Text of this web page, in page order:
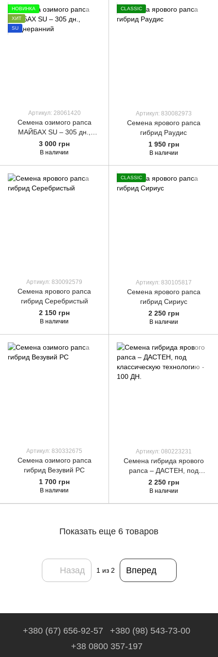
НОВИНКА
ХИТ
SU
Артикул: 28061420
Семена озимого рапса
МАЙБАХ SU – 305 дн.,
среднеранний
3 000 грн
В наличии
CLASSIC
Артикул: 830082973
Семена ярового рапса
гибрид Раудис
1 950 грн
В наличии
Артикул: 830092579
Семена ярового рапса
гибрид Серебристый
2 150 грн
В наличии
CLASSIC
Артикул: 830105817
Семена ярового рапса
гибрид Сириус
2 250 грн
В наличии
Артикул: 830332675
Семена озимого рапса
гибрид Везувий РС
1 700 грн
В наличии
Артикул: 080223231
Семена гибрида ярового
рапса – ДАСТЕН, под
классическую технологию -
100 ДН.
2 250 грн
В наличии
Показать еще 6 товаров
Назад 1 из 2 Вперед
+380 (67) 656-92-57
+380 (98) 543-73-00
+38 0800 357-197